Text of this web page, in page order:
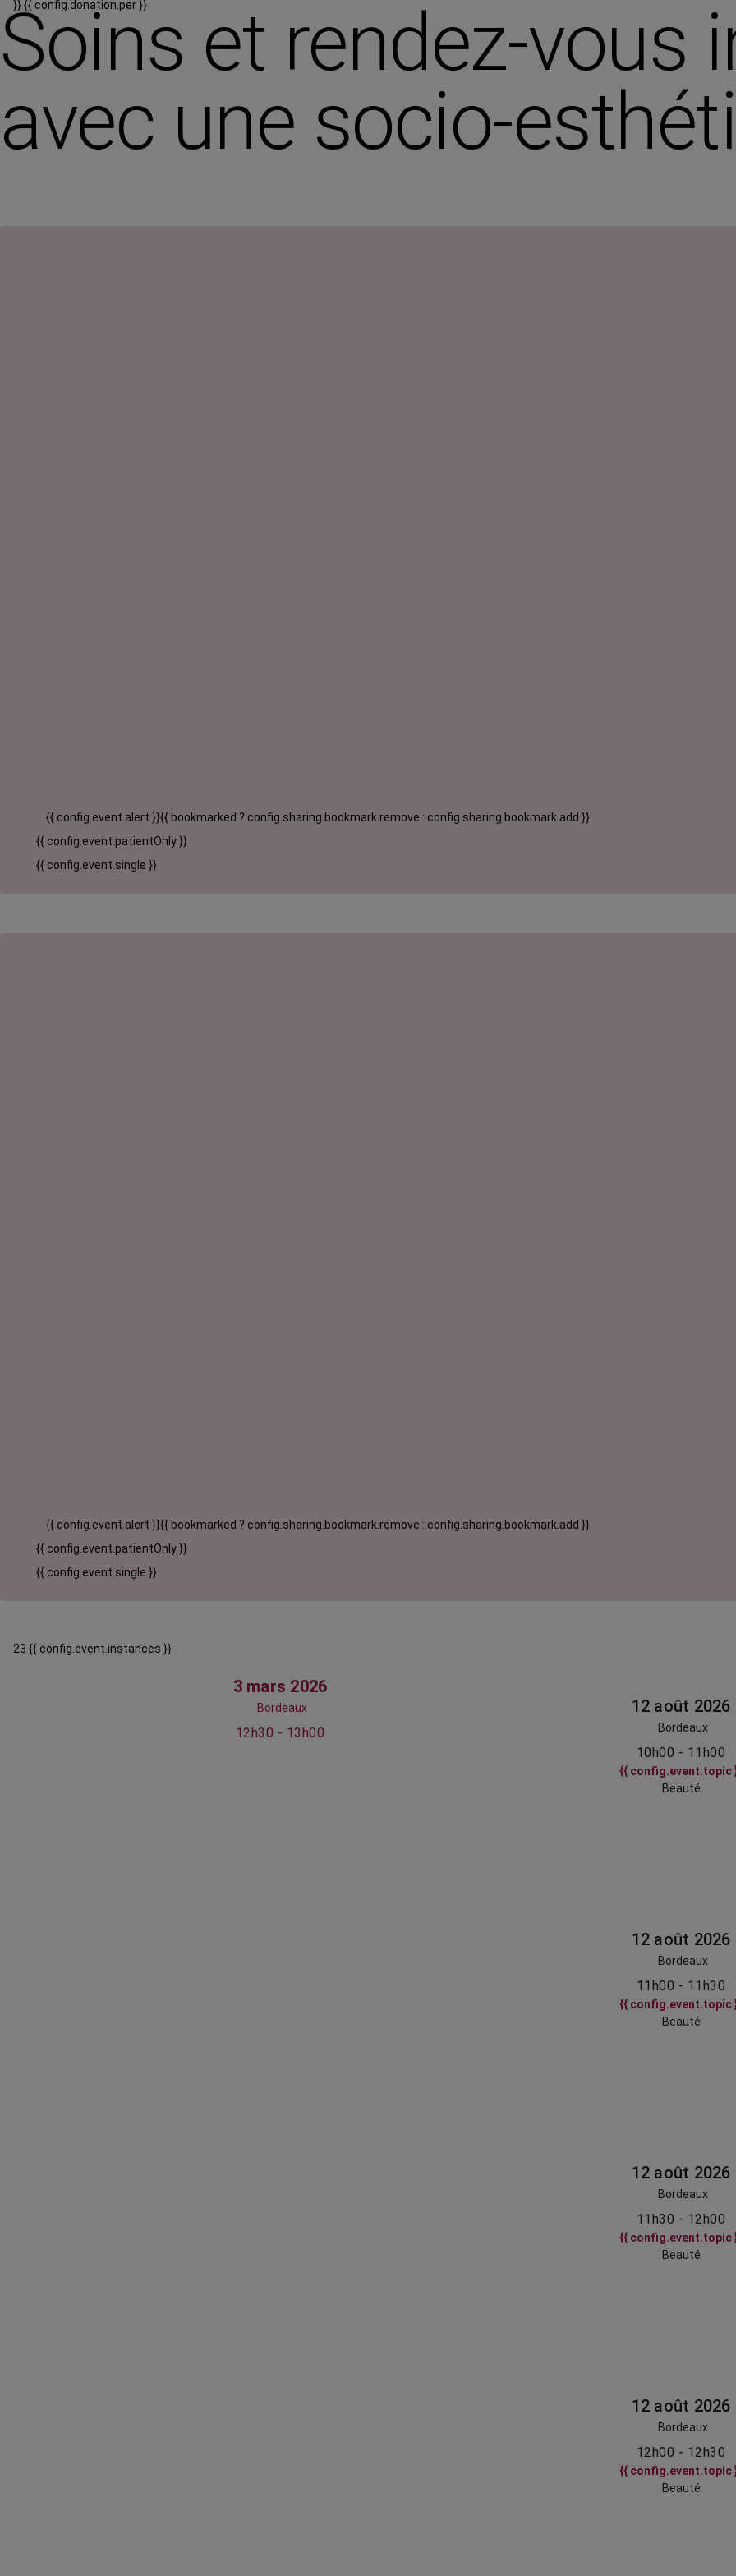
}}{{ config.donation.per }}
Soins et rendez-vous
avec une socio-
{{ config.event.alert }}{{ bookmarked ? config.sharing.bookmark.remove : config.sharing.bookmark.add }}
{{ config.event.patientOnly }}
{{ config.event.single }}
{{ config.event.alert }}{{ bookmarked ? config.sharing.bookmark.remove : config.sharing.bookmark.add }}
{{ config.event.patientOnly }}
{{ config.event.single }}
23 {{ config.event.instances }}
3 mars 2026
Bordeaux
12h30 - 13h00
12 août 2026
Bordeaux
10h00 - 11h00
{{ config.event.topic
Beauté
12 août 2026
Bordeaux
11h00 - 11h30
{{ config.event.topic
Beauté
12 août 2026
Bordeaux
11h30 - 12h00
{{ config.event.topic
Beauté
12 août 2026
Bordeaux
12h00 - 12h30
{{ config.event.topic
Beauté